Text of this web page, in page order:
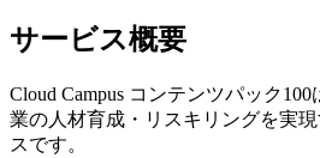
サービス概要
Cloud Campus コンテンツパック
業の人材育成・リスキリングを実
スです。